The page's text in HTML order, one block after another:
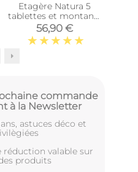
Etagère Natura 5
tablettes et montants
à lattes
56,90 €
commande
à la Newsletter
astuces déco et
réduction valable sur
produits